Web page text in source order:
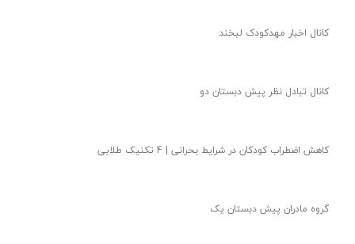
کانال اخبار مهدکودک لبخند
کانال تبادل نظر پیش دبستان دو
کاهش اضطراب کودکان در شرایط بحرانی | 4 تکنیک طلایی
گروه مادران پیش دبستان یک